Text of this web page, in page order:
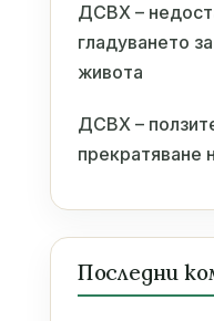
ДСВХ –
гладуването
живота
ДСВХ –
прекратяване
Последни